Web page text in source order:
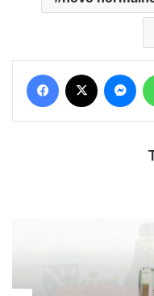
Facebook
Izbor uredništva